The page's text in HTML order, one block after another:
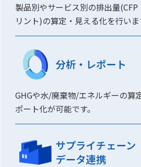
製品別やサービス別の排出量
リント)の算定・見える化を行いま
分析・レポート
GHGや水/廃棄物/エネルギーの算
ポート化が可能です。
サプライチェーン
データ連携